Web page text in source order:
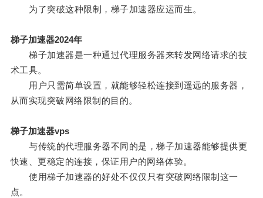
为了突破这种限制，梯子加速器应运而生。
梯子加速器2024年
梯子加速器是一种通过代理服务器来转发网络请求的技
术工具。
用户只需简单设置，就能够轻松连接到遥远的服务器，
从而实现突破网络限制的目的。
梯子加速器vps
与传统的代理服务器不同的是，梯子加速器能够提供更
快速、更稳定的连接，保证用户的网络体验。
使用梯子加速器的好处不仅仅只有突破网络限制这一
点。